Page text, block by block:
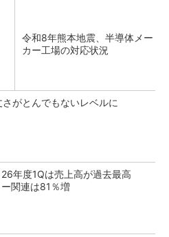
令和8年熊本地震、半導体メー
カー工場の対応状況
がとんでもないレベルに
年度1Qは売上高が過去最高
関連は81％増